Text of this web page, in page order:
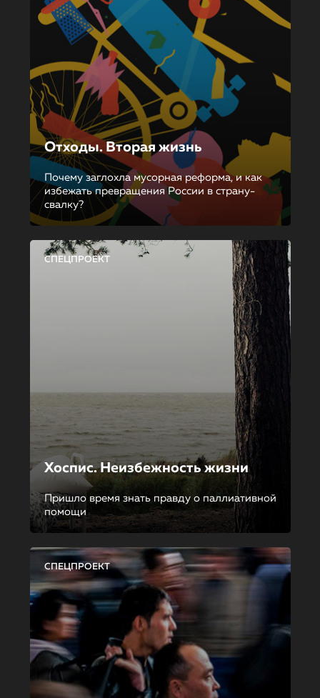
Отходы. Вторая жизнь
Почему заглохла мусорная реформа, и как
избежать превращения России в страну-
свалку?
СПЕЦПРОЕКТ
Хоспис. Неизбежность жизни
Пришло время знать правду о паллиативной
помощи
СПЕЦПРОЕКТ